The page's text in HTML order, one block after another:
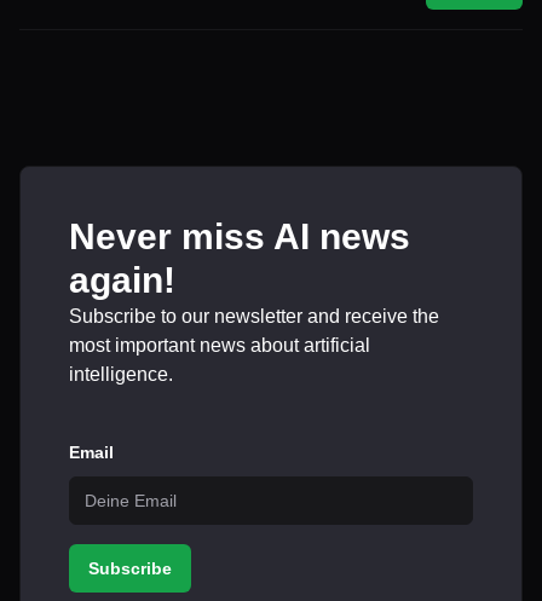
Never miss AI news
again!
Subscribe to our newsletter and receive the
most important news about artificial
intelligence.
Email
Subscribe